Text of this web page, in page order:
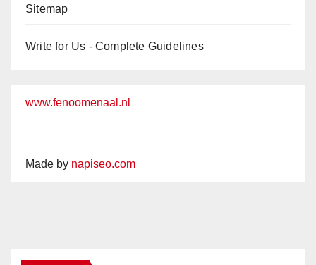
Sitemap
Write for Us - Complete Guidelines
www.fenoomenaal.nl
Made by napiseo.com